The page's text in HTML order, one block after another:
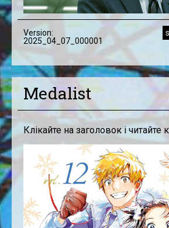
Version:
2025_04_07_000001
Medalist
Клікайте на заголовок і читайте